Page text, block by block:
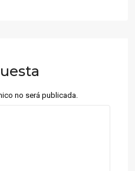
no será publicada.